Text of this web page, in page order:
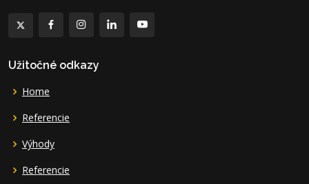
Užitočné odkazy
Home
Referencie
Výhody
Referencie